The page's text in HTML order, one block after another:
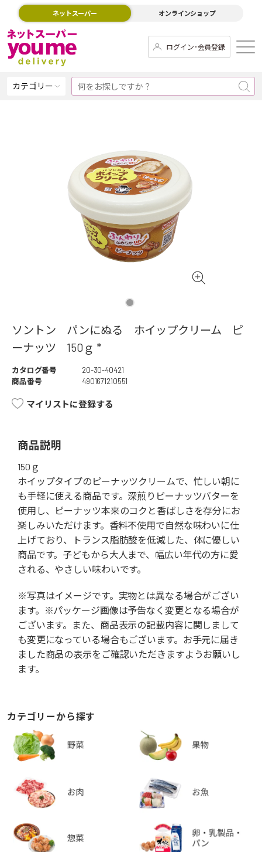
ネットスーパー オンラインショップ
ログイン･会員登録
カテゴリー
ソントン パンにぬる ホイップクリーム ピ
ーナッツ 150ｇ *
カタログ番号
20-30-40421
商品番号
4901671210551
マイリストに登録する
商品説明
150ｇ
ホイップタイプのピーナッツクリームで、忙しい朝に
も手軽に使える商品です。深煎りピーナッツバターを
使用し、ピーナッツ本来のコクと香ばしさを存分にお
楽しみいただけます。香料不使用で自然な味わいに仕
上げており、トランス脂肪酸を低減した、体に優しい
商品です。子どもから大人まで、幅広い年代の方に愛
される、やさしい味わいです。
※写真はイメージです。実物とは異なる場合がござい
ます。※パッケージ画像は予告なく変更となる場合が
ございます。また、商品表示の記載内容に関しまして
も変更になっている場合もございます。お手元に届き
ました商品の表示をご確認いただきますようお願いし
ます。
カテゴリーから探す